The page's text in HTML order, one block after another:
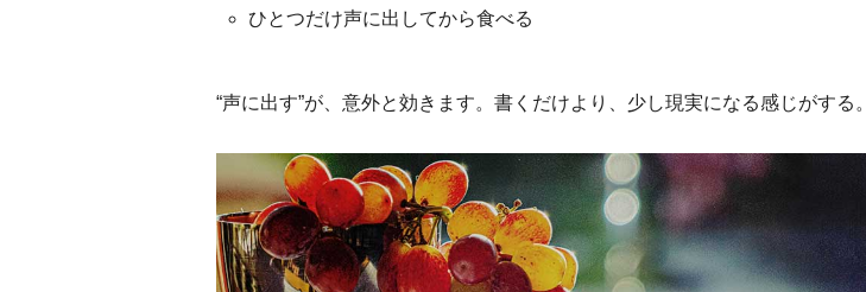
ひとつだけ声に出してから食べる
“声に出す”が、意外と効きます。書くだけより、少し現実になる感じがする。